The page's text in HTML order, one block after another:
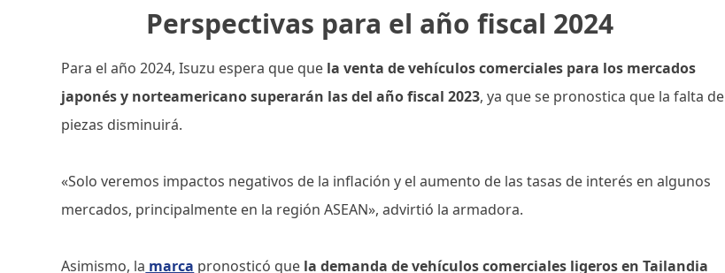
Perspectivas para el año fiscal 2024
Para el año 2024, Isuzu espera que que la venta de vehículos comerciales para los mercados
japonés y norteamericano superarán las del año fiscal 2023, ya que se pronostica que la falta de
piezas disminuirá.
«Solo veremos impactos negativos de la inflación y el aumento de las tasas de interés en algunos
mercados, principalmente en la región ASEAN», advirtió la armadora.
Asimismo, la marca pronosticó que la demanda de vehículos comerciales ligeros en Tailandia